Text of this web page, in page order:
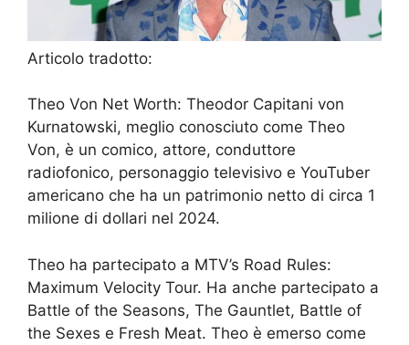
Articolo tradotto:
Theo Von Net Worth: Theodor Capitani von
Kurnatowski, meglio conosciuto come Theo
Von, è un comico, attore, conduttore
radiofonico, personaggio televisivo e YouTuber
americano che ha un patrimonio netto di circa 1
milione di dollari nel 2024.
Theo ha partecipato a MTV’s Road Rules:
Maximum Velocity Tour. Ha anche partecipato a
Battle of the Seasons, The Gauntlet, Battle of
the Sexes e Fresh Meat. Theo è emerso come